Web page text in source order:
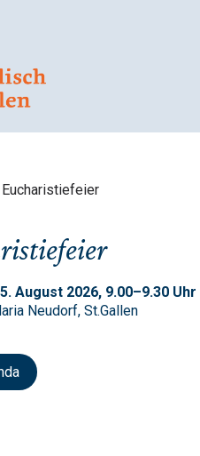
Eucharistiefeier
August 2026, 9.00–9.30 Uhr |
Neudorf, St.Gallen